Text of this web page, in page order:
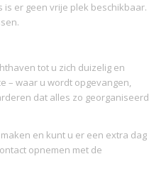
er geen vrije plek beschikbaar.
tot u zich duizelig en
– waar u wordt opgevangen,
dat alles zo georganiseerd
en kunt u er een extra dag
opnemen met de